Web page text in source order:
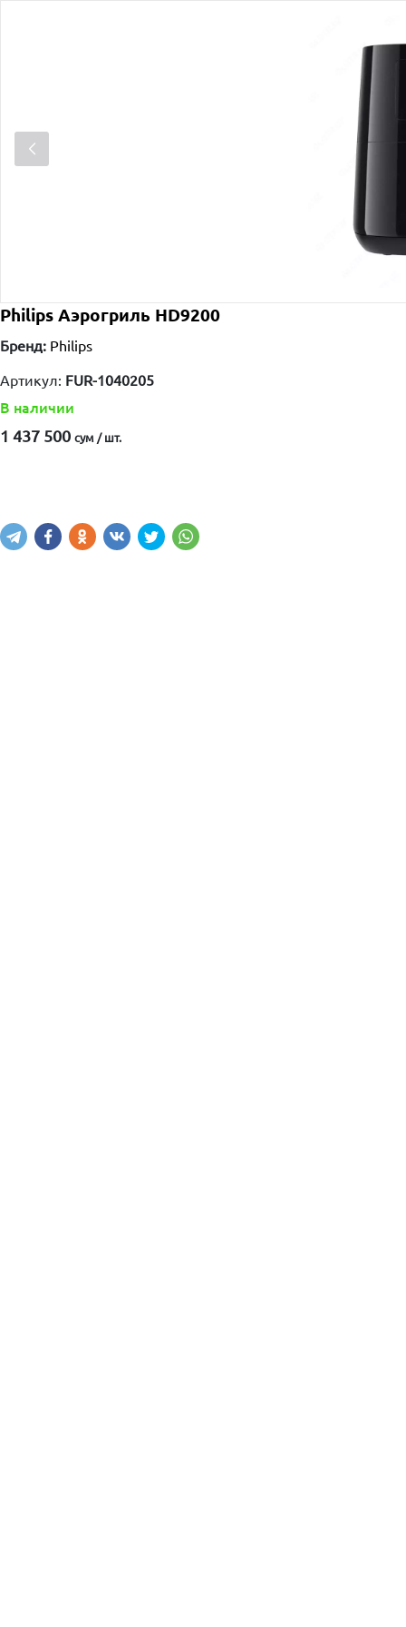
Philips Аэрогриль HD9200
Бренд: Philips
Артикул: FUR-1040205
В наличии
1 437 500 сум / шт.